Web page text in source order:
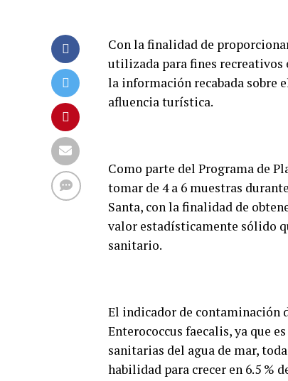
Con la finalidad de
utilizada para fines recreativos
la información recabada sobre
afluencia turística.
Como parte del Programa de
tomar de 4 a 6 muestras
Santa, con la finalidad de
valor estadísticamente sólido
sanitario.
El indicador de contaminación
Enterococcus faecalis, ya que
sanitarias del agua de mar,
habilidad para crecer en 6.5 %